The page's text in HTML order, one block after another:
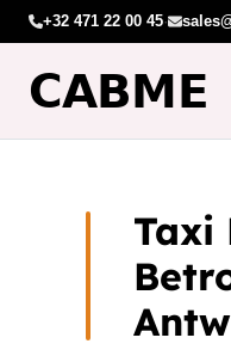
+32 471 22 00 45·
Taxi